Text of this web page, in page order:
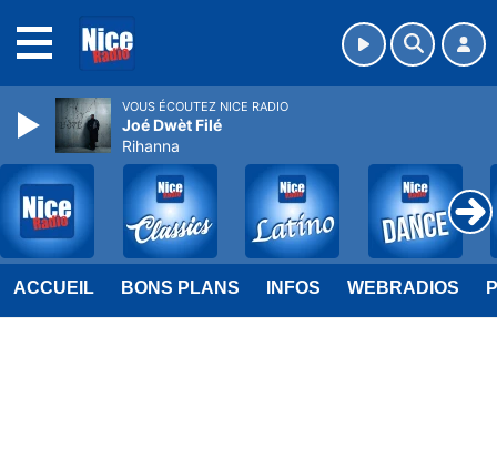
ACCUEIL BONS PLANS INFOS WEBRADIOS
VOUS ÉCOUTEZ NICE RADIO
Joé Dwèt Filé
Rihanna